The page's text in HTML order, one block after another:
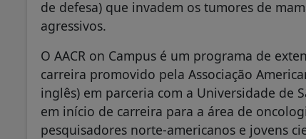
de defesa) que invadem os tumores de
agressivos.
O AACR on Campus é um programa de
carreira promovido pela Associação
inglês) em parceria com a Universidade de
em início de carreira para a área de
pesquisadores norte-americanos e jovens